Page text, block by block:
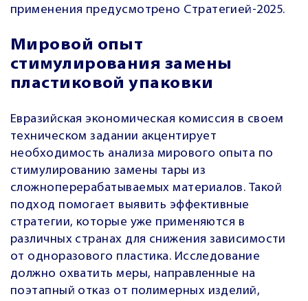
применения предусмотрено Стратегией-2025.
Мировой опыт
стимулирования замены
пластиковой упаковки
Евразийская экономическая комиссия в своем
техническом задании акцентирует
необходимость анализа мирового опыта по
стимулированию замены тары из
сложноперерабатываемых материалов. Такой
подход помогает выявить эффективные
стратегии, которые уже применяются в
различных странах для снижения зависимости
от одноразового пластика. Исследование
должно охватить меры, направленные на
поэтапный отказ от полимерных изделий,